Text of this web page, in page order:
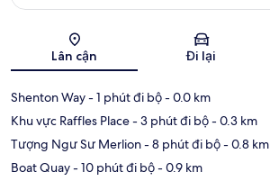
Lân cận Đi lại
Shenton Way- 1 phút đi bộ- 0.0 km
Khu vực Raffles Place- 3 phút đi bộ- 0.3 km
Tượng Ngư Sư Merlion- 8 phút đi bộ- 0.8 km
Boat Quay- 10 phút đi bộ- 0.9 km